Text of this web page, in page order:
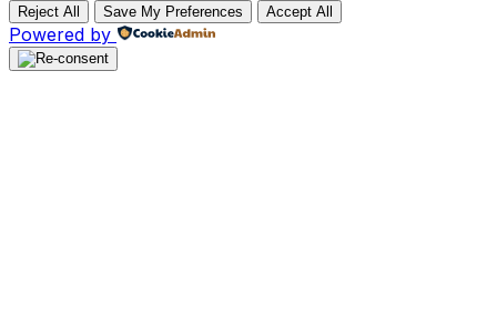
Reject All Save My Preferences Accept All
Powered by